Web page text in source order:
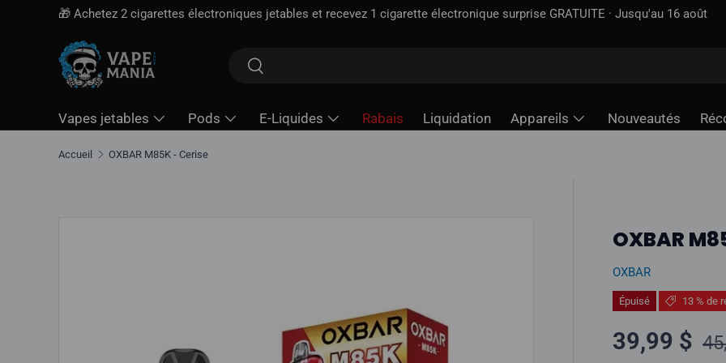
🎁 Achetez 2 cigarettes électroniques jetables et recevez 1 cigarette électronique surprise GRATUITE · Jusqu'au 16 août
Rechercher
Rechercher
Vapes jetables Pods E-Liquides Rabais Liquidation Appareils Nouveautés
Accueil OXBAR M85K - Cerise
OXBAR
OXBAR
Épuisé 13 % de
Prix soldé
39,99 $